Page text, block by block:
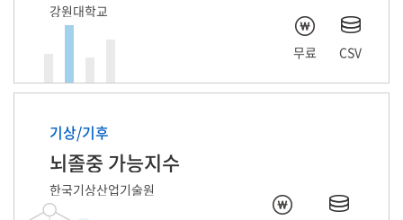
강원대학교
무료 CSV
기상/기후
뇌졸중 가능지수
한국기상산업기술원